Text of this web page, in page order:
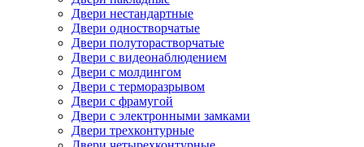
Двери нестандартные
Двери одностворчатые
Двери полуторастворчатые
Двери с видеонаблюдением
Двери с молдингом
Двери с терморазрывом
Двери с фрамугой
Двери с электронными замками
Двери трехконтурные